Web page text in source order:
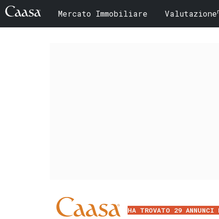
Mercato Immobiliare Valutazione
HA TROVATO 29 ANNUNCI